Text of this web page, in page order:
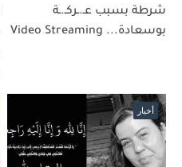
شرطة بسبب عـ.ـركـ.ـة
بوسعادة... Video Streaming
أخبار